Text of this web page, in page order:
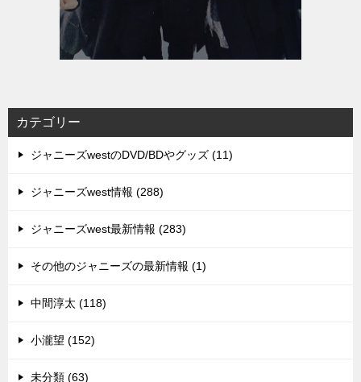
カテゴリー
ジャニーズwestのDVD/BDやグッズ (11)
ジャニーズwest情報 (288)
ジャニーズwest最新情報 (283)
その他のジャニーズの最新情報 (1)
中間淳太 (118)
小瀧望 (152)
未分類 (63)